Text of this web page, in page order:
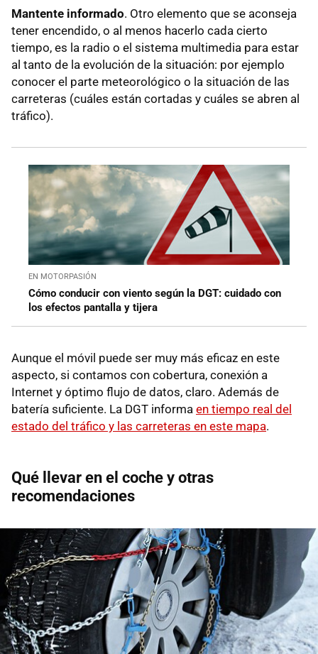
Mantente informado. Otro elemento que se aconseja
tener encendido, o al menos hacerlo cada cierto
tiempo, es la radio o el sistema multimedia para estar
al tanto de la evolución de la situación: por ejemplo
conocer el parte meteorológico o la situación de las
carreteras (cuáles están cortadas y cuáles se abren al
tráfico).
EN MOTORPASIÓN
Cómo conducir con viento según la DGT: cuidado con
los efectos pantalla y tijera
Aunque el móvil puede ser muy más eficaz en este
aspecto, si contamos con cobertura, conexión a
Internet y óptimo flujo de datos, claro. Además de
batería suficiente. La DGT informa en tiempo real del
estado del tráfico y las carreteras en este mapa.
Qué llevar en el coche y otras
recomendaciones